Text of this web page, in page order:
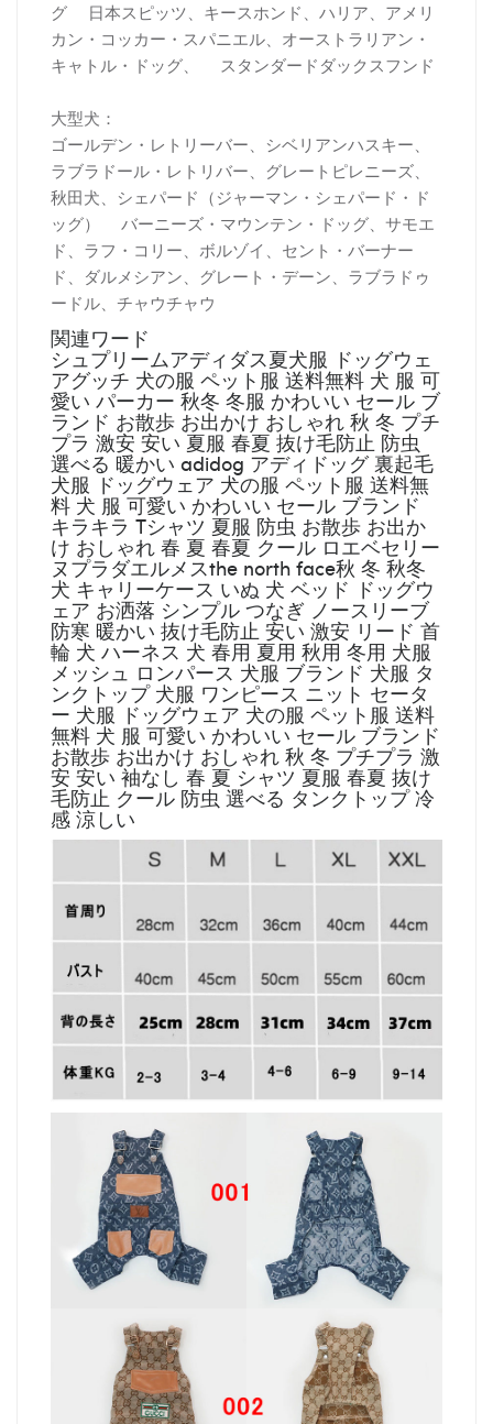
グ 日本スピッツ、キースホンド、ハリア、アメリ
カン・コッカー・スパニエル、オーストラリアン・
キャトル・ドッグ、 スタンダードダックスフンド
大型犬：
ゴールデン・レトリーバー、シベリアンハスキー、
ラブラドール・レトリバー、グレートピレニーズ、
秋田犬、シェパード（ジャーマン・シェパード・ド
ッグ） バーニーズ・マウンテン・ドッグ、サモエ
ド、ラフ・コリー、ボルゾイ、セント・バーナー
ド、ダルメシアン、グレート・デーン、ラブラドゥ
ードル、チャウチャウ
関連ワード
シュプリームアディダス夏犬服 ドッグウェ
アグッチ 犬の服 ペット服 送料無料 犬 服 可
愛い パーカー 秋冬 冬服 かわいい セール ブ
ランド お散歩 お出かけ おしゃれ 秋 冬 プチ
プラ 激安 安い 夏服 春夏 抜け毛防止 防虫
選べる 暖かい adidog アディドッグ 裏起毛
犬服 ドッグウェア 犬の服 ペット服 送料無
料 犬 服 可愛い かわいい セール ブランド
キラキラ Tシャツ 夏服 防虫 お散歩 お出か
け おしゃれ 春 夏 春夏 クール ロエベセリー
ヌプラダエルメスthe north face秋 冬 秋冬
犬 キャリーケース いぬ 犬 ベッド ドッグウ
ェア お洒落 シンプル つなぎ ノースリーブ
防寒 暖かい 抜け毛防止 安い 激安 リード 首
輪 犬 ハーネス 犬 春用 夏用 秋用 冬用 犬服
メッシュ ロンパース 犬服 ブランド 犬服 タ
ンクトップ 犬服 ワンピース ニット セータ
ー 犬服 ドッグウェア 犬の服 ペット服 送料
無料 犬 服 可愛い かわいい セール ブランド
お散歩 お出かけ おしゃれ 秋 冬 プチプラ 激
安 安い 袖なし 春 夏 シャツ 夏服 春夏 抜け
毛防止 クール 防虫 選べる タンクトップ 冷
感 涼しい